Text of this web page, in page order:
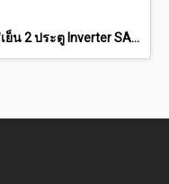
ตู้แช่เย็น 2 ประตู Inverter SANDEN 32.9 คิว SPB-1000